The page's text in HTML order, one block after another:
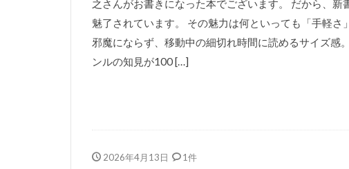
之さんがお書きになった本でございます。 だから、
魅了されています。 その魅力は何といっても「手軽
邪魔にならず、移動中の細切れ時間に読めるサイズ感
ンルの知見が100 […]
2026年4月13日 1件